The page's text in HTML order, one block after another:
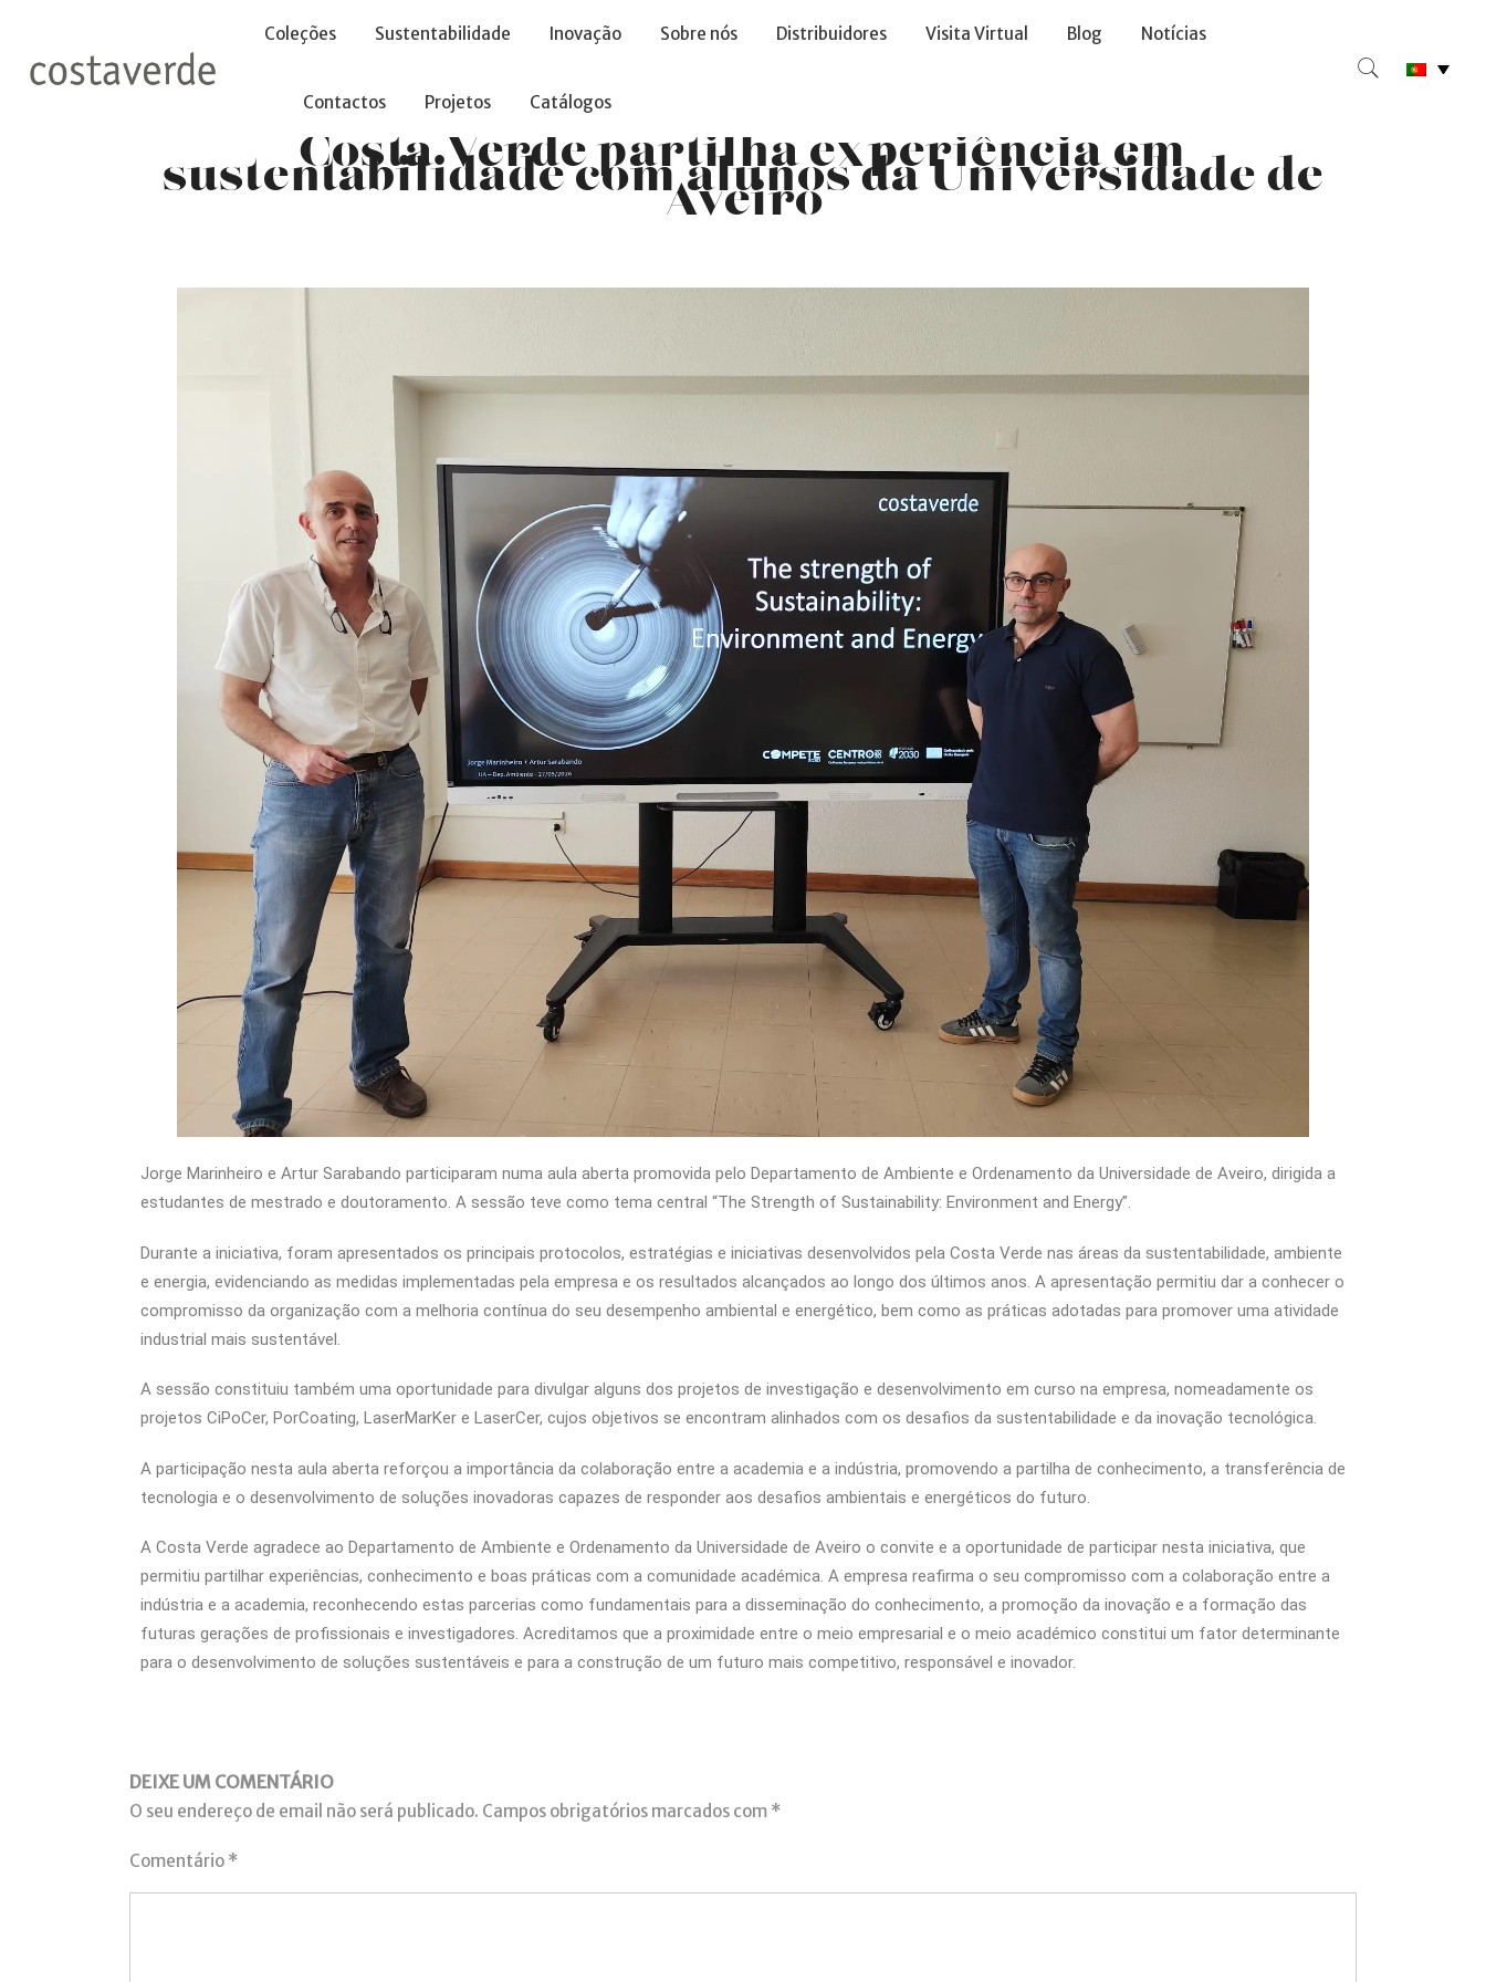
Coleções
Sustentabilidade Inovação Sobre nós Distribuidores Visita Virtual Blog Notícias
Contactos Projetos Catálogos
Costa Verde partilha experiência em
sustentabilidade com alunos da Universidade de
Aveiro
Jorge Marinheiro e Artur Sarabando participaram numa aula aberta promovida pelo Departamento de Ambiente e Ordenamento da Universidade de Aveiro, dirigida a
estudantes de mestrado e doutoramento. A sessão teve como tema central “The Strength of Sustainability: Environment and Energy”.
Durante a iniciativa, foram apresentados os principais protocolos, estratégias e iniciativas desenvolvidos pela Costa Verde nas áreas da sustentabilidade, ambiente
e energia, evidenciando as medidas implementadas pela empresa e os resultados alcançados ao longo dos últimos anos. A apresentação permitiu dar a conhecer o
compromisso da organização com a melhoria contínua do seu desempenho ambiental e energético, bem como as práticas adotadas para promover uma atividade
industrial mais sustentável.
A sessão constituiu também uma oportunidade para divulgar alguns dos projetos de investigação e desenvolvimento em curso na empresa, nomeadamente os
projetos CiPoCer, PorCoating, LaserMarKer e LaserCer, cujos objetivos se encontram alinhados com os desafios da sustentabilidade e da inovação tecnológica.
A participação nesta aula aberta reforçou a importância da colaboração entre a academia e a indústria, promovendo a partilha de conhecimento, a transferência de
tecnologia e o desenvolvimento de soluções inovadoras capazes de responder aos desafios ambientais e energéticos do futuro.
A Costa Verde agradece ao Departamento de Ambiente e Ordenamento da Universidade de Aveiro o convite e a oportunidade de participar nesta iniciativa, que
permitiu partilhar experiências, conhecimento e boas práticas com a comunidade académica. A empresa reafirma o seu compromisso com a colaboração entre a
indústria e a academia, reconhecendo estas parcerias como fundamentais para a disseminação do conhecimento, a promoção da inovação e a formação das
futuras gerações de profissionais e investigadores. Acreditamos que a proximidade entre o meio empresarial e o meio académico constitui um fator determinante
para o desenvolvimento de soluções sustentáveis e para a construção de um futuro mais competitivo, responsável e inovador.
DEIXE UM COMENTÁRIO
O seu endereço de email não será publicado. Campos obrigatórios marcados com *
Comentário *